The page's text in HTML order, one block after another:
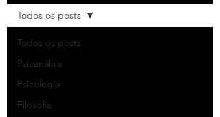
Todos os posts
Psicanálise
Psicologia
Filosofia
Todos os posts